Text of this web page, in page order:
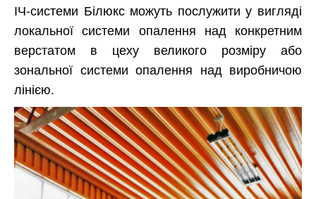
ІЧ-системи Білюкс можуть послужити у вигляді
локальної системи опалення над конкретним
верстатом в цеху великого розміру або
зональної системи опалення над виробничою
лінією.